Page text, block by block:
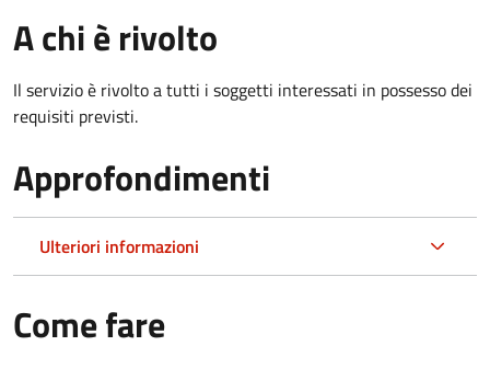
A chi è rivolto
Il servizio è rivolto a tutti i soggetti interessati in possesso dei
requisiti previsti.
Approfondimenti
Ulteriori informazioni
Come fare